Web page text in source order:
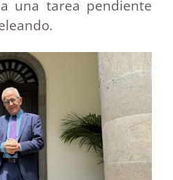
una tarea pendiente